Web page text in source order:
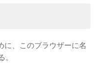
に、このブラウザーに名